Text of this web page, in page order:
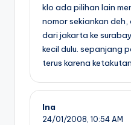
klo ada pilihan lain
nomor sekiankan deh,
dari jakarta ke
kecil dulu. sepanjang
terus karena
Ina
24/01/2008, 10:54 AM